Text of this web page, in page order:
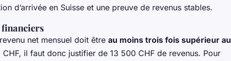
d’arrivée en Suisse et une preuve de revenus stables.
net mensuel doit être au moins trois fois supérieur au
il faut donc justifier de 13 500 CHF de revenus. Pour